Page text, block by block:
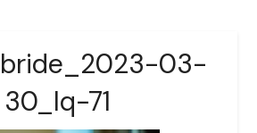
03-
30_lq-71